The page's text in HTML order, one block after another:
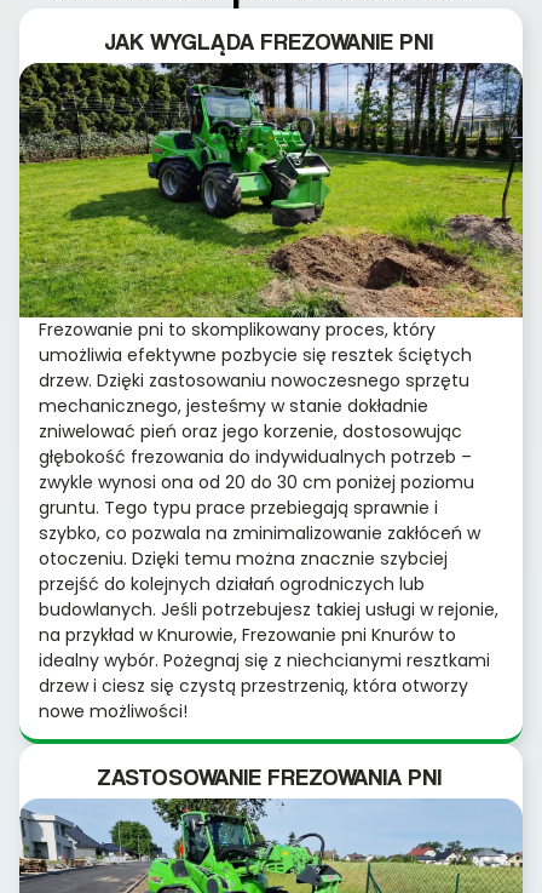
JAK WYGLĄDA FREZOWANIE PNI
Frezowanie pni to skomplikowany proces, który
umożliwia efektywne pozbycie się resztek ściętych
drzew. Dzięki zastosowaniu nowoczesnego sprzętu
mechanicznego, jesteśmy w stanie dokładnie
zniwelować pień oraz jego korzenie, dostosowując
głębokość frezowania do indywidualnych potrzeb –
zwykle wynosi ona od 20 do 30 cm poniżej poziomu
gruntu. Tego typu prace przebiegają sprawnie i
szybko, co pozwala na zminimalizowanie zakłóceń w
otoczeniu. Dzięki temu można znacznie szybciej
przejść do kolejnych działań ogrodniczych lub
budowlanych. Jeśli potrzebujesz takiej usługi w rejonie,
na przykład w Knurowie, Frezowanie pni Knurów to
idealny wybór. Pożegnaj się z niechcianymi resztkami
drzew i ciesz się czystą przestrzenią, która otworzy
nowe możliwości!
ZASTOSOWANIE FREZOWANIA PNI